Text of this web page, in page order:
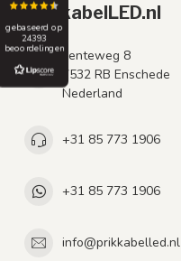
gebaseerd op
24393
beoordelingen
PrikkabelLED.nl
Lenteweg 8
7532 RB Enschede
Nederland
+31 85 773 1906
+31 85 773 1906
info@prikkabelled.nl